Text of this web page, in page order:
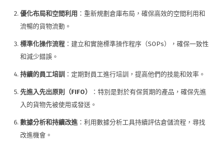
優化布局和空間利用 ：重新規劃倉庫布局，確保高效的空間利用和
流暢的貨物流動。
標準化操作流程 ：建立和實施標準操作程序（SOPs），確保一致性
和減少錯誤。
持續的員工培訓 ：定期對員工進行培訓，提高他們的技能和效率。
先進入先出原則（FIFO）
：特別是對於有保質期的產品，確保先進
入的貨物先被使用或發送。
數據分析和持續改進 ：利用數據分析工具持續評估倉儲流程，尋找
改進機會。